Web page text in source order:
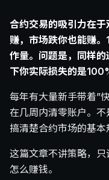
合约交易的吸引力在
赚，市场跌你也能赚
作量。问题是，同样
下你实际损失的是
每年有大量新手带着”
在几周内清零账户。
搞清楚合约市场的基本
这篇文章不讲策略，
怎么赚钱。